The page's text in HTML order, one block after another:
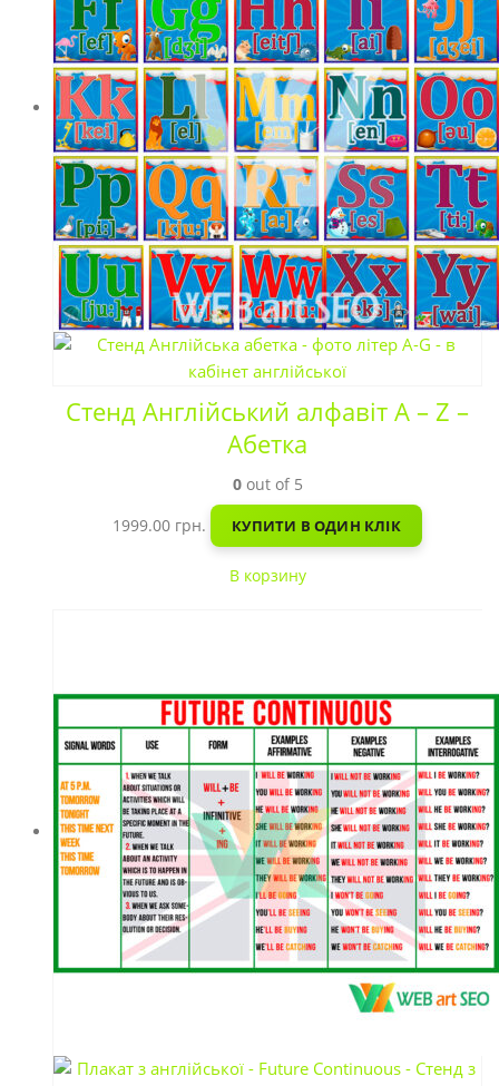
Стенд Англійський алфавіт A – Z –
Абетка
0out of 5
1999.00 грн. КУПИТИ В ОДИН КЛІК
В корзину